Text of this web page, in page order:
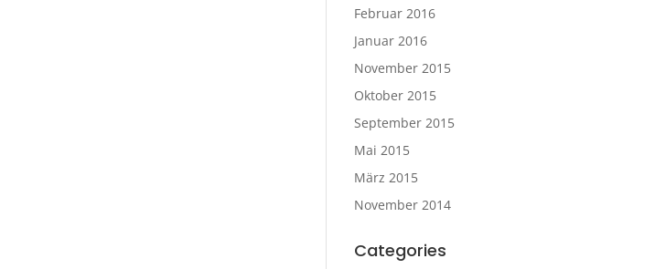
Februar 2016
Januar 2016
November 2015
Oktober 2015
September 2015
Mai 2015
März 2015
November 2014
Categories